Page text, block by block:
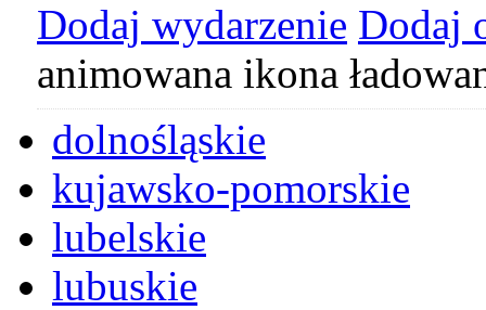
Dodaj wydarzenie Dodaj
animowana ikona
dolnośląskie
kujawsko-pomorskie
lubelskie
lubuskie